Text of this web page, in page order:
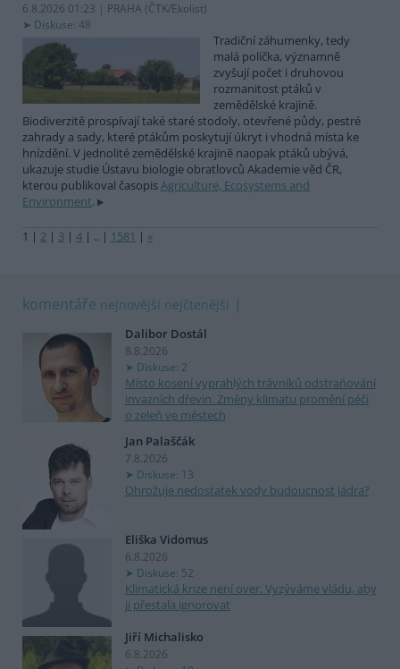
6.8.2026 01:23 | PRAHA (ČTK/Ekolist)
Diskuse: 48
Tradiční záhumenky, tedy
malá políčka, významně
zvyšují počet i druhovou
rozmanitost ptáků v
zemědělské krajině.
Biodiverzitě prospívají také staré stodoly, otevřené půdy, pestré
zahrady a sady, které ptákům poskytují úkryt i vhodná místa ke
hnízdění. V jednolité zemědělské krajině naopak ptáků ubývá,
ukazuje studie Ústavu biologie obratlovců Akademie věd ČR,
kterou publikoval časopisAgriculture, Ecosystems and
Environment.
1 | 2 | 3 | 4 | .. | 1581 | »
komentáře nejnovější nejčtenější
Dalibor Dostál
8.8.2026
Diskuse: 2
Místo kosení vyprahlých trávníků odstraňování
invazních dřevin. Změny klimatu promění péči
o zeleň ve městech
Jan Palaščák
7.8.2026
Diskuse: 13
Ohrožuje nedostatek vody budoucnost jádra?
Eliška Vidomus
6.8.2026
Diskuse: 52
Klimatická krize není over. Vyzýváme vládu, aby
ji přestala ignorovat
Jiří Michalisko
6.8.2026